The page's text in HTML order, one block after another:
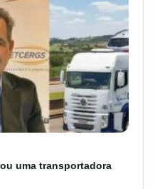
uma transportadora